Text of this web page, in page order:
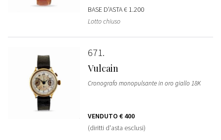
BASE D'ASTA€ 1.200
Lotto chiuso
671
Vulcain
Cronografo monopulsante in oro giallo 18K
VENDUTO € 400
(diritti d'asta esclusi)